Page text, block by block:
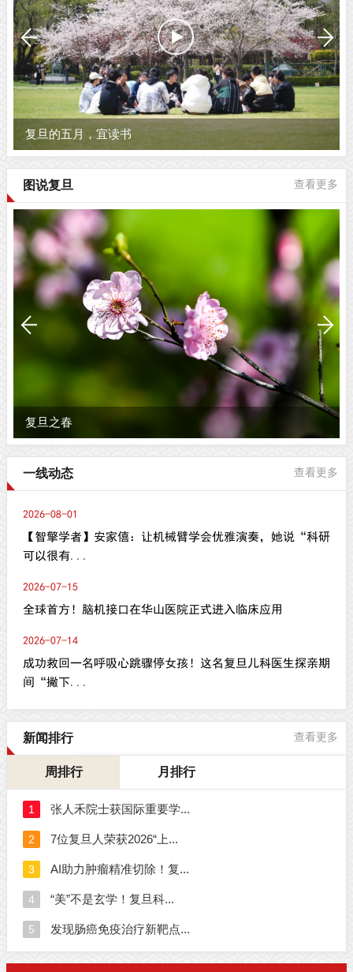
复旦的五月，宜读书
图说复旦 查看更多
复旦之春
一线动态 查看更多
2026-08-01
【智擎学者】安家僖：让机械臂学会优雅演奏，她说“科研
可以很有...
2026-07-15
全球首方！脑机接口在华山医院正式进入临床应用
2026-07-14
成功救回一名呼吸心跳骤停女孩！这名复旦儿科医生探亲期
间“撇下...
新闻排行 查看更多
周排行 月排行